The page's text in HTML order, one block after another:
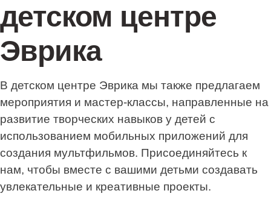
детском центре
Эврика
В детском центре Эврика мы также предлагаем
мероприятия и мастер-классы, направленные на
развитие творческих навыков у детей с
использованием мобильных приложений для
создания мультфильмов. Присоединяйтесь к
нам, чтобы вместе с вашими детьми создавать
увлекательные и креативные проекты.